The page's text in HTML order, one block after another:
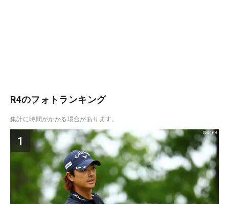
R4のフォトランキング
集計に時間がかかる場合があります。
1